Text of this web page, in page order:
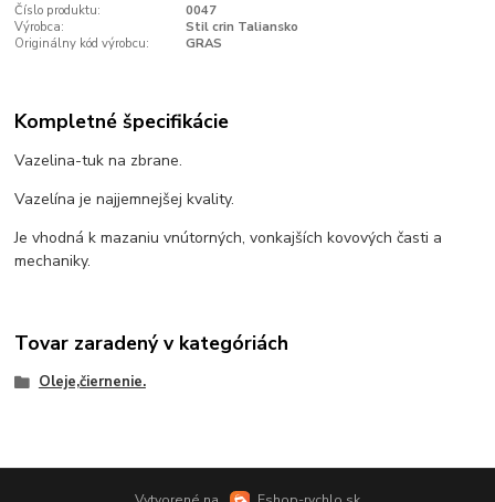
Číslo produktu:
0047
Výrobca:
Stil crin Taliansko
Originálny kód výrobcu:
GRAS
Kompletné špecifikácie
Vazelina-tuk na zbrane.
Vazelína je najjemnejšej kvality.
Je vhodná k mazaniu vnútorných, vonkajších kovových časti a
mechaniky.
Tovar zaradený v kategóriách
Oleje,čiernenie.